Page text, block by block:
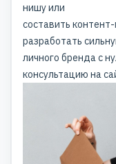
нишуили
составить
разработать
личного бренда с
консультацию на